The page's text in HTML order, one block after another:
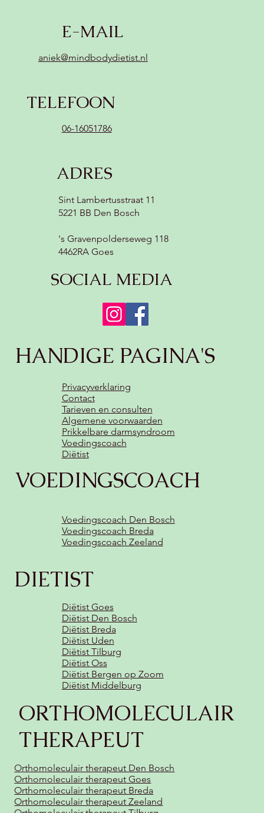
HANDIGE PAGINA'S
TELEFOON
06-16051786
E-MAIL
aniek@mindbodydietist.nl
SOCIAL MEDIA
Privacyverklaring
Contact
Tarieven en consulten
Algemene voorwaarden
Prikkelbare darmsyndroom
Voedingscoach
Diëtist
ADRES
Sint Lambertusstraat 11
5221 BB Den Bosch
's Gravenpolderseweg 118
4462RA Goes
DIETIST
Diëtist Goes
Diëtist Den Bosch
Diëtist Breda
Diëtist Uden
Diëtist Tilburg
Diëtist Oss
Diëtist Bergen op Zoom
Diëtist Middelburg
VOEDINGSCOACH
Voedingscoach Den Bosch
Voedingscoach Breda
Voedingscoach Zeeland
ORTHOMOLECULAIR
THERAPEUT
Orthomoleculair therapeut Den Bosch
Orthomoleculair therapeut Goes
Orthomoleculair therapeut Breda
Orthomoleculair therapeut Zeeland